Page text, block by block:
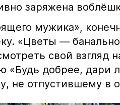
заряжена
мужика»,
«Цветы —
свой взгляд
«Будь добрее, дари
не отпустившему в